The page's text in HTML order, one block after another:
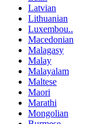
Latvian
Lithuanian
Luxembou..
Macedonian
Malagasy
Malay
Malayalam
Maltese
Maori
Marathi
Mongolian